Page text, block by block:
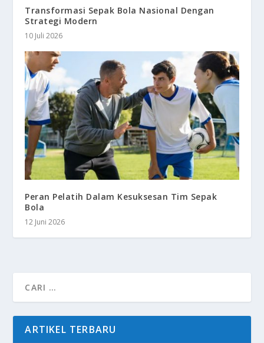
Transformasi Sepak Bola Nasional Dengan
Strategi Modern
10 Juli 2026
Peran Pelatih Dalam Kesuksesan Tim Sepak
Bola
12 Juni 2026
ARTIKEL TERBARU